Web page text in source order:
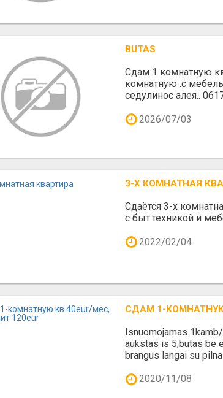
BUTAS
Сдам 1 комнатную
комнатную .с
седулинос алея..
2026/07/03
3-Х КОМНАТНАЯ
Сдаётся 3-х
с быт.техникой и
2022/02/04
СДАМ 1-КОМНАТНУЮ
Isnuomojamas
aukstas is 5,butas be
brangus langai su pilna
2020/11/08